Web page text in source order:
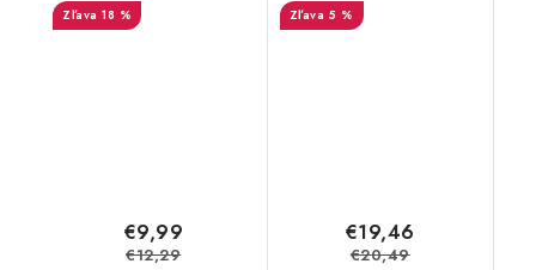
18 %
€9,99
€12,29
5 %
€19,46
€20,49